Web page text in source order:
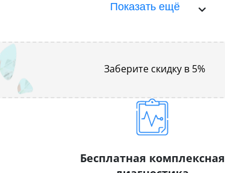
Показать ещё
Заберите скидку в 5%
Бесплатная комплексная